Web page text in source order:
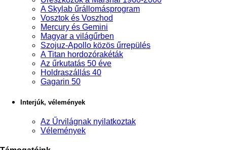
A Skylab űrállomásprogram
Vosztok és Voszhod
Mercury és Gemini
Magyar a világűrben
Szojuz-Apollo közös űrrepülés
A Titan hordozórakéták
Az űrkutatás 50 éve
Holdraszállás 40
Gagarin 50
Interjúk, vélemények
Az Űrvilágnak nyilatkoztak
Vélemények